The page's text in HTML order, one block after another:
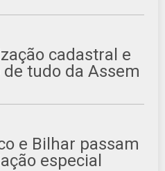
cadastral e
tudo da Assem
e Bilhar passam
especial